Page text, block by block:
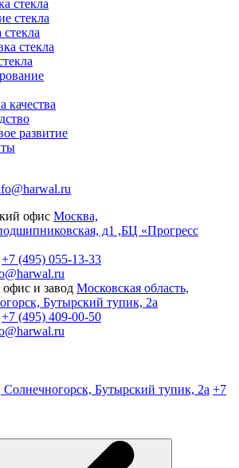
стекла
стекла
стекла
стекла
качества
развитие
офис Москва,
д1 ,БЦ «Прогресс
+7 (495) 055-13-33
и завод Московская область,
Бутырский тупик, 2а
+7 (495) 409-00-50
Солнечногорск, Бутырский тупик, 2а +7